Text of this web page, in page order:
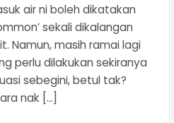
air ni boleh dikatakan
sekali dikalangan
Namun, masih ramai lagi
perlu dilakukan sekiranya
sebegini, betul tak?
nak […]